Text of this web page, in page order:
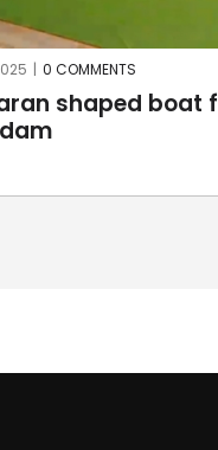
shaped boat
| 0 COMMENTS